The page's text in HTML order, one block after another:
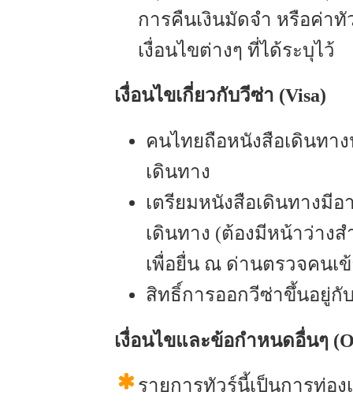
การคืนเงินมัดจำ หรือค่า
เงื่อนไขต่างๆ ที่ได้ระบุไว้
เงื่อนไขเกี่ยวกับวีซ่า (Visa)
คนไทยถือหนังสือเดินทา
เดินทาง
เตรียมหนังสือเดินทางมี
เดินทาง (ต้องมีหน้าว่าง
เพื่อยื่น ณ ด่านตรวจคนเข้
สิทธิ์การออกวีซ่าขึ้นอยู่กั
เงื่อนไขและข้อกำหนดอื่นๆ
รายการทัวร์นี้เป็นการท่อ